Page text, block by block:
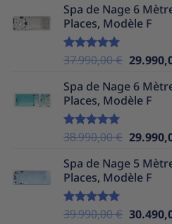
initial
était :
Spa de Nage 6
Places, Modèle F
Note5.00
37.990,00€ Le
initial
était :
Spa de Nage 6
Places, Modèle F
Note5.00
38.990,00€ Le
initial
était :
Spa de Nage 5
Places, Modèle F
Note5.00
39.990,00€ Le